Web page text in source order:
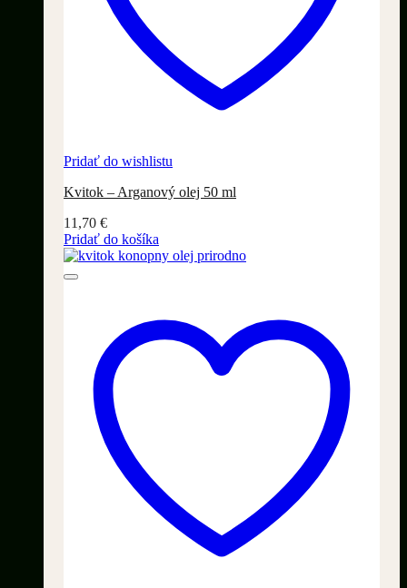
Pridať do wishlistu
Kvitok – Arganový olej 50 ml
11,70 €
Pridať do košíka